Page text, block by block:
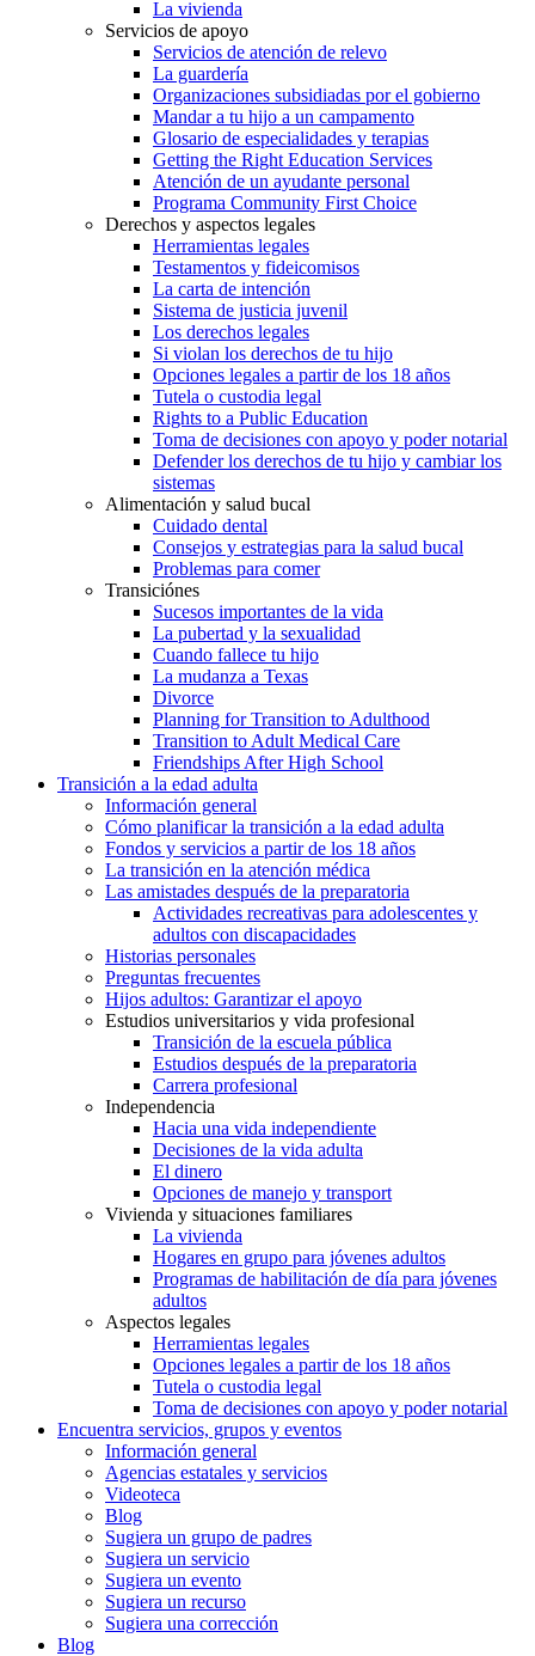
La vivienda
Servicios de apoyo
Servicios de atención de relevo
La guardería
Organizaciones subsidiadas por el gobierno
Mandar a tu hijo a un campamento
Glosario de especialidades y terapias
Getting the Right Education Services
Atención de un ayudante personal
Programa Community First Choice
Derechos y aspectos legales
Herramientas legales
Testamentos y fideicomisos
La carta de intención
Sistema de justicia juvenil
Los derechos legales
Si violan los derechos de tu hijo
Opciones legales a partir de los 18 años
Tutela o custodia legal
Rights to a Public Education
Toma de decisiones con apoyo y poder notarial
Defender los derechos de tu hijo y cambiar los
sistemas
Alimentación y salud bucal
Cuidado dental
Consejos y estrategias para la salud bucal
Problemas para comer
Transiciónes
Sucesos importantes de la vida
La pubertad y la sexualidad
Cuando fallece tu hijo
La mudanza a Texas
Divorce
Planning for Transition to Adulthood
Transition to Adult Medical Care
Friendships After High School
Transición a la edad adulta
Información general
Cómo planificar la transición a la edad adulta
Fondos y servicios a partir de los 18 años
La transición en la atención médica
Las amistades después de la preparatoria
Actividades recreativas para adolescentes y
adultos con discapacidades
Historias personales
Preguntas frecuentes
Hijos adultos: Garantizar el apoyo
Estudios universitarios y vida profesional
Transición de la escuela pública
Estudios después de la preparatoria
Carrera profesional
Independencia
Hacia una vida independiente
Decisiones de la vida adulta
El dinero
Opciones de manejo y transport
Vivienda y situaciones familiares
La vivienda
Hogares en grupo para jóvenes adultos
Programas de habilitación de día para jóvenes
adultos
Aspectos legales
Herramientas legales
Opciones legales a partir de los 18 años
Tutela o custodia legal
Toma de decisiones con apoyo y poder notarial
Encuentra servicios, grupos y eventos
Información general
Agencias estatales y servicios
Videoteca
Blog
Sugiera un grupo de padres
Sugiera un servicio
Sugiera un evento
Sugiera un recurso
Sugiera una corrección
Blog